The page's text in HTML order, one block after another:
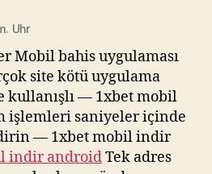
Uhr
Mobil bahis uygulaması
site kötü uygulama
kullanışlı — 1xbet mobil
işlemleri saniyeler içinde
— 1xbet mobil indir
indir androidTek adres